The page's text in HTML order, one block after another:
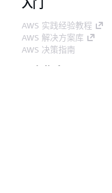
— 更
新
入门
AWS 实践经验教程
AWS 解决方案库
AWS 决策指南